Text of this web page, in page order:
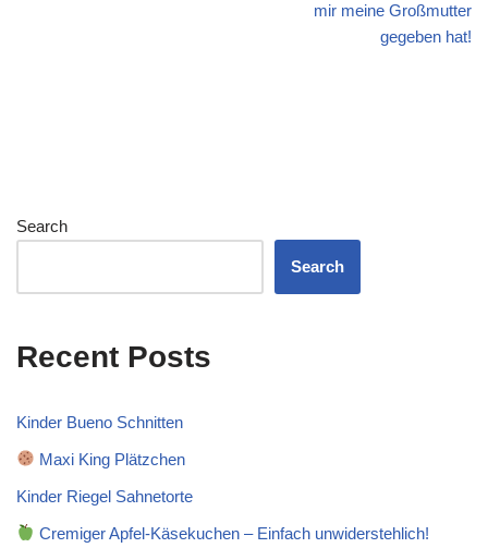
mir meine Großmutter
gegeben hat!
Search
Search
Recent Posts
Kinder Bueno Schnitten
Maxi King Plätzchen
Kinder Riegel Sahnetorte
Cremiger Apfel-Käsekuchen – Einfach unwiderstehlich!